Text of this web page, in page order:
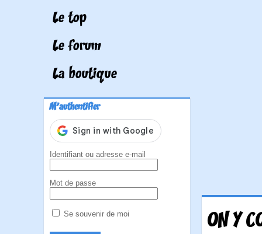
Le top
Le forum
La boutique
M'authentifier
Identifiant ou adresse e-mail
Mot de passe
Se souvenir de moi ON Y